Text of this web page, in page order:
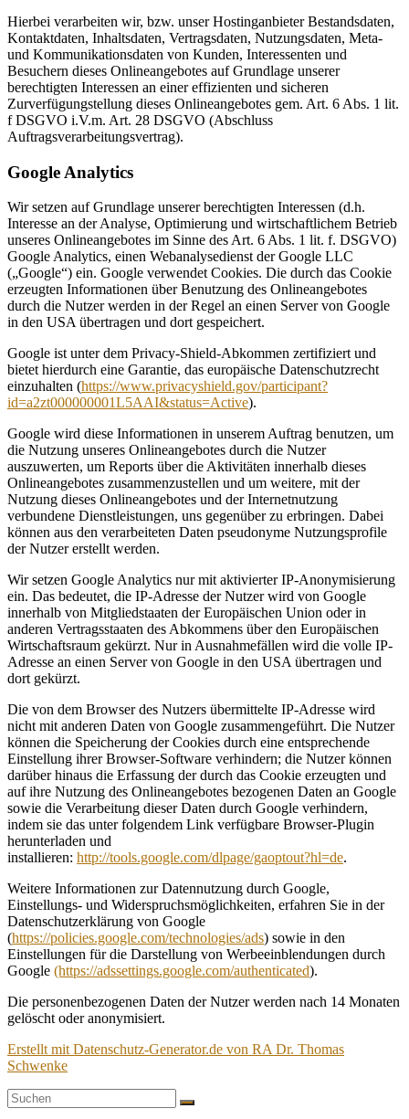
Hierbei verarbeiten wir, bzw. unser Hostinganbieter Bestandsdaten,
Kontaktdaten, Inhaltsdaten, Vertragsdaten, Nutzungsdaten, Meta-
und Kommunikationsdaten von Kunden, Interessenten und
Besuchern dieses Onlineangebotes auf Grundlage unserer
berechtigten Interessen an einer effizienten und sicheren
Zurverfügungstellung dieses Onlineangebotes gem. Art. 6 Abs. 1 lit.
f DSGVO i.V.m. Art. 28 DSGVO (Abschluss
Auftragsverarbeitungsvertrag).
Google Analytics
Wir setzen auf Grundlage unserer berechtigten Interessen (d.h.
Interesse an der Analyse, Optimierung und wirtschaftlichem Betrieb
unseres Onlineangebotes im Sinne des Art. 6 Abs. 1 lit. f. DSGVO)
Google Analytics, einen Webanalysedienst der Google LLC
(„Google“) ein. Google verwendet Cookies. Die durch das Cookie
erzeugten Informationen über Benutzung des Onlineangebotes
durch die Nutzer werden in der Regel an einen Server von Google
in den USA übertragen und dort gespeichert.
Google ist unter dem Privacy-Shield-Abkommen zertifiziert und
bietet hierdurch eine Garantie, das europäische Datenschutzrecht
einzuhalten (https://www.privacyshield.gov/participant?
id=a2zt000000001L5AAI&status=Active).
Google wird diese Informationen in unserem Auftrag benutzen, um
die Nutzung unseres Onlineangebotes durch die Nutzer
auszuwerten, um Reports über die Aktivitäten innerhalb dieses
Onlineangebotes zusammenzustellen und um weitere, mit der
Nutzung dieses Onlineangebotes und der Internetnutzung
verbundene Dienstleistungen, uns gegenüber zu erbringen. Dabei
können aus den verarbeiteten Daten pseudonyme Nutzungsprofile
der Nutzer erstellt werden.
Wir setzen Google Analytics nur mit aktivierter IP-Anonymisierung
ein. Das bedeutet, die IP-Adresse der Nutzer wird von Google
innerhalb von Mitgliedstaaten der Europäischen Union oder in
anderen Vertragsstaaten des Abkommens über den Europäischen
Wirtschaftsraum gekürzt. Nur in Ausnahmefällen wird die volle IP-
Adresse an einen Server von Google in den USA übertragen und
dort gekürzt.
Die von dem Browser des Nutzers übermittelte IP-Adresse wird
nicht mit anderen Daten von Google zusammengeführt. Die Nutzer
können die Speicherung der Cookies durch eine entsprechende
Einstellung ihrer Browser-Software verhindern; die Nutzer können
darüber hinaus die Erfassung der durch das Cookie erzeugten und
auf ihre Nutzung des Onlineangebotes bezogenen Daten an Google
sowie die Verarbeitung dieser Daten durch Google verhindern,
indem sie das unter folgendem Link verfügbare Browser-Plugin
herunterladen und
installieren: http://tools.google.com/dlpage/gaoptout?hl=de.
Weitere Informationen zur Datennutzung durch Google,
Einstellungs- und Widerspruchsmöglichkeiten, erfahren Sie in der
Datenschutzerklärung von Google
(https://policies.google.com/technologies/ads) sowie in den
Einstellungen für die Darstellung von Werbeeinblendungen durch
Google (https://adssettings.google.com/authenticated).
Die personenbezogenen Daten der Nutzer werden nach 14 Monaten
gelöscht oder anonymisiert.
Erstellt mit Datenschutz-Generator.de von RA Dr. Thomas
Schwenke